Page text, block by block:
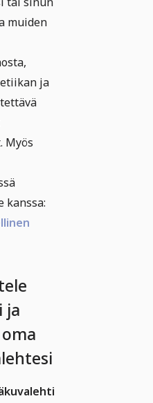
muiden
ja
Myös
kanssa:
ja